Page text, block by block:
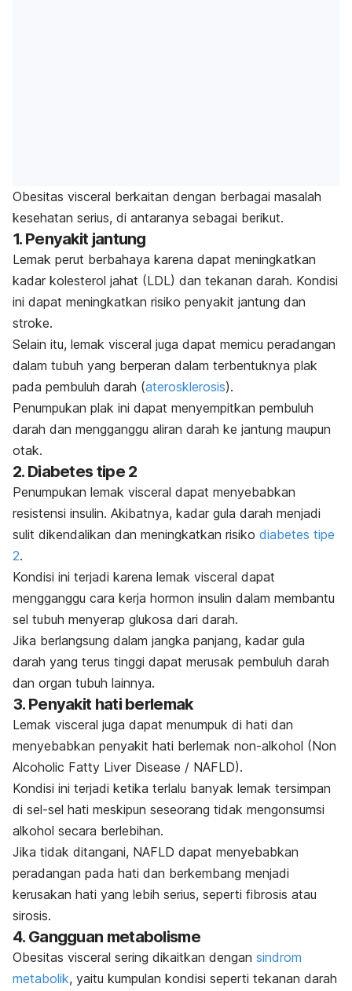
Obesitas visceral berkaitan dengan berbagai masalah
kesehatan serius, di antaranya sebagai berikut.
1. Penyakit jantung
Lemak perut berbahaya karena dapat meningkatkan
kadar kolesterol jahat (LDL) dan tekanan darah. Kondisi
ini dapat meningkatkan risiko penyakit jantung dan
stroke.
Selain itu, lemak visceral juga dapat memicu peradangan
dalam tubuh yang berperan dalam terbentuknya plak
pada pembuluh darah (aterosklerosis).
Penumpukan plak ini dapat menyempitkan pembuluh
darah dan mengganggu aliran darah ke jantung maupun
otak.
2. Diabetes tipe 2
Penumpukan lemak visceral dapat menyebabkan
resistensi insulin. Akibatnya, kadar gula darah menjadi
sulit dikendalikan dan meningkatkan risiko diabetes tipe
2.
Kondisi ini terjadi karena lemak visceral dapat
mengganggu cara kerja hormon insulin dalam membantu
sel tubuh menyerap glukosa dari darah.
Jika berlangsung dalam jangka panjang, kadar gula
darah yang terus tinggi dapat merusak pembuluh darah
dan organ tubuh lainnya.
3. Penyakit hati berlemak
Lemak visceral juga dapat menumpuk di hati dan
menyebabkan penyakit hati berlemak non-alkohol (Non
Alcoholic Fatty Liver Disease / NAFLD).
Kondisi ini terjadi ketika terlalu banyak lemak tersimpan
di sel-sel hati meskipun seseorang tidak mengonsumsi
alkohol secara berlebihan.
Jika tidak ditangani, NAFLD dapat menyebabkan
peradangan pada hati dan berkembang menjadi
kerusakan hati yang lebih serius, seperti fibrosis atau
sirosis.
4. Gangguan metabolisme
Obesitas visceral sering dikaitkan dengan sindrom
metabolik, yaitu kumpulan kondisi seperti tekanan darah